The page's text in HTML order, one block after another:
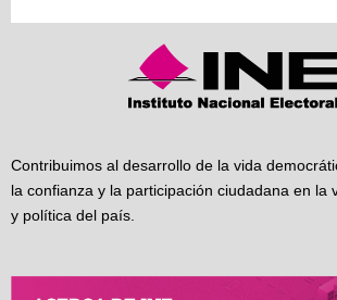
Contribuimos al desarrollo de la vida
la confianza y la participación ciudadana en la
y política del país.